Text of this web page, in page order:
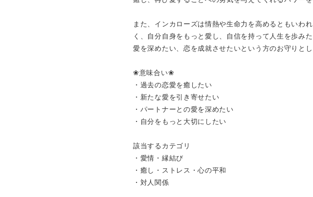
また、インカローズは情熱や生命力を高めるともいわ
く、自分自身をもっと愛し、自信を持って人生を歩み
愛を深めたい、恋を成就させたいという方のお守りとし
❀意味合い❀
・過去の恋愛を癒したい
・新たな愛を引き寄せたい
・パートナーとの愛を深めたい
・自分をもっと大切にしたい
該当するカテゴリ
・愛情・縁結び
・癒し・ストレス・心の平和
・対人関係